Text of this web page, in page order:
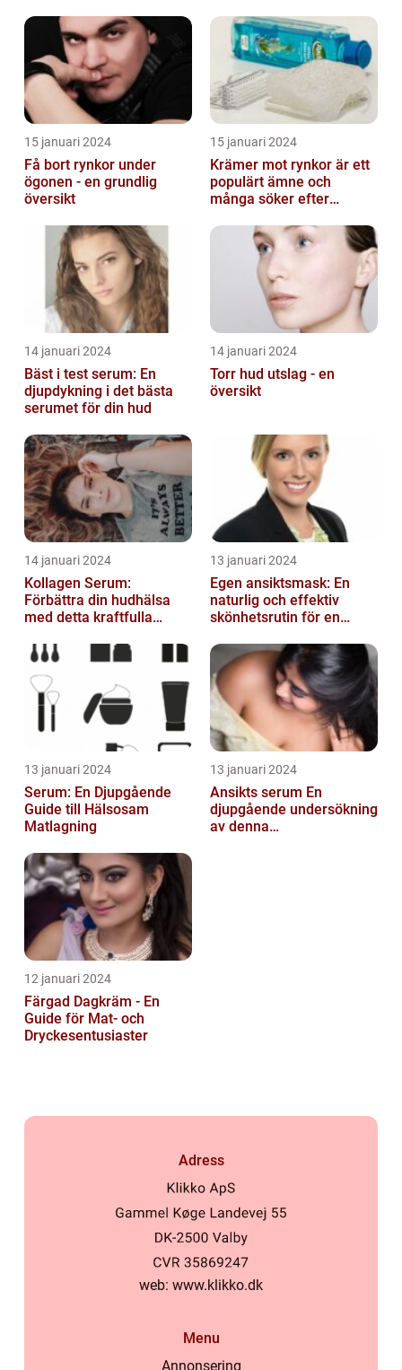
15 januari 2024
Få bort rynkor under
ögonen - en grundlig
översikt
15 januari 2024
Krämer mot rynkor är ett
populärt ämne och
många söker efter
fungerar
14 januari 2024
Bäst i test serum: En
djupdykning i det bästa
serumet för din hud
14 januari 2024
Torr hud utslag - en
översikt
14 januari 2024
Kollagen Serum:
Förbättra din hudhälsa
med detta kraftfulla
13 januari 2024
Egen ansiktsmask: En
naturlig och effektiv
skönhetsrutin för en
13 januari 2024
Serum: En Djupgående
Guide till Hälsosam
Matlagning
13 januari 2024
Ansikts serum En
djupgående undersökning
av denna
12 januari 2024
Färgad Dagkräm - En
Guide för Mat- och
Dryckesentusiaster
Adress
web: www.klikko.dk
Menu
Annonsering